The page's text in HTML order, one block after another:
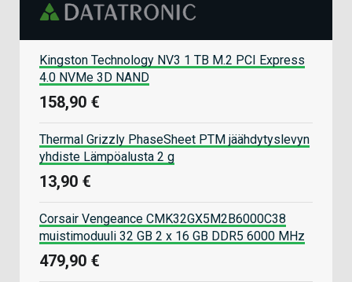
Kingston Technology NV3 1 TB M.2 PCI Express
4.0 NVMe 3D NAND
158,90 €
Thermal Grizzly PhaseSheet PTM jäähdytyslevyn
yhdiste Lämpöalusta 2 g
13,90 €
Corsair Vengeance CMK32GX5M2B6000C38
muistimoduuli 32 GB 2 x 16 GB DDR5 6000 MHz
479,90 €